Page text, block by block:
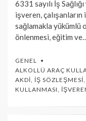
6331 sayılı İş
işveren,
sağlamakla yükümlü
önlenmesi, eğitim
GENEL
ALKOLLÜ ARAÇ
AKDI, İŞ SÖZLEŞMESI,
KULLANMASI,